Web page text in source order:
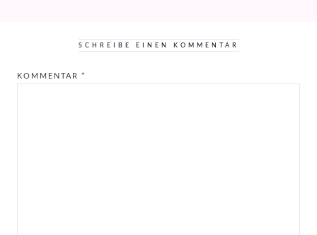
SCHREIBE EINEN KOMMENTAR
KOMMENTAR *